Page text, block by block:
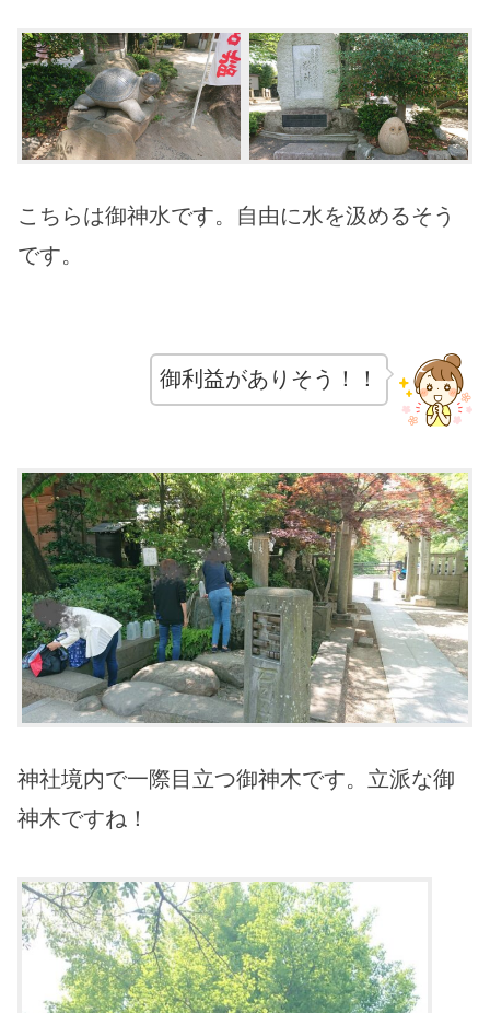
こちらは御神水です。自由に水を汲めるそう
です。
御利益がありそう！！
神社境内で一際目立つ御神木です。立派な御
神木ですね！